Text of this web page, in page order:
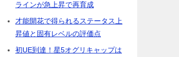
ラインが急上昇で再育成
才能開花で得られるステータス上
昇値と固有レベルの評価点
初UE到達！星5オグリキャップは